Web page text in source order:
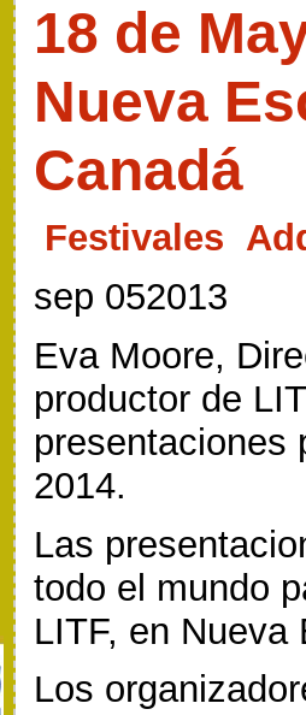
18 de
Nueva
Canadá
Festivales
sep 052013
Eva Moore,
productor de
presentaciones
2014.
Las
todo el mundo
LITF, en Nueva
Los